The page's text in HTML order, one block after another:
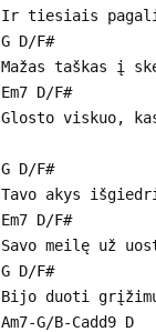
Ir tiesiais
G D/F#
Mažas taškas į
Em7 D/F#
Glosto viskuo,
G D/F#
Tavo akys
Em7 D/F#
Savo meilę už
G D/F#
Bijo duoti
Am7-G/B-Cadd9 D